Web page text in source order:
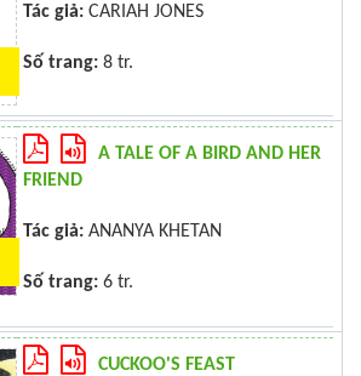
Tác giả: CARIAH JONES
Số trang: 8 tr.
A TALE OF A BIRD AND HER
FRIEND
Tác giả: ANANYA KHETAN
Số trang: 6 tr.
CUCKOO'S FEAST